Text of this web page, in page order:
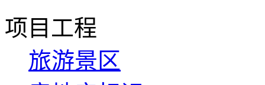
项目工程
旅游景区